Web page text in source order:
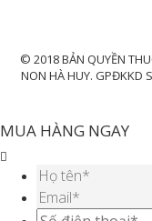
© 2018 BẢN QUYỀN
NON HÀ HUY. GPĐKKD
MUA HÀNG NGAY